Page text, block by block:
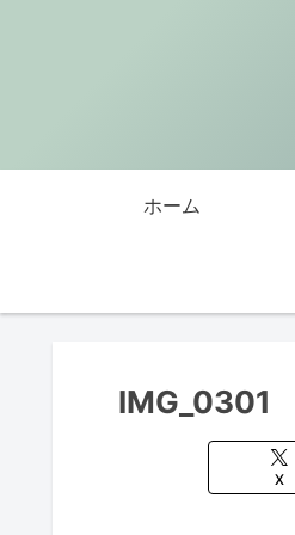
ホーム
IMG_0301
X